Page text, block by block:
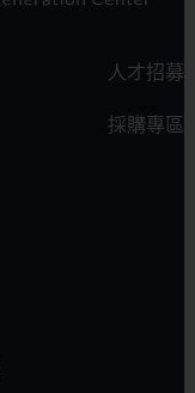
人才招募
採購專區